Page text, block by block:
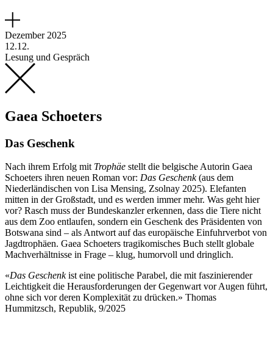
Dezember 2025
12.12.
Lesung und Gespräch
Gaea Schoeters
Das Geschenk
Nach ihrem Erfolg mit Trophäe stellt die belgische Autorin Gaea
Schoeters ihren neuen Roman vor: Das Geschenk(aus dem
Niederländischen von Lisa Mensing, Zsolnay 2025). Elefanten
mitten in der Großstadt, und es werden immer mehr. Was geht hier
vor? Rasch muss der Bundeskanzler erkennen, dass die Tiere nicht
aus dem Zoo entlaufen, sondern ein Geschenk des Präsidenten von
Botswana sind – als Antwort auf das europäische Einfuhrverbot von
Jagdtrophäen. Gaea Schoeters tragikomisches Buch stellt globale
Machverhältnisse in Frage – klug, humorvoll und dringlich.
«Das Geschenkist eine politische Parabel, die mit faszinierender
Leichtigkeit die Herausforderungen der Gegenwart vor Augen führt,
ohne sich vor deren Komplexität zu drücken.» Thomas
Hummitzsch, Republik, 9/2025